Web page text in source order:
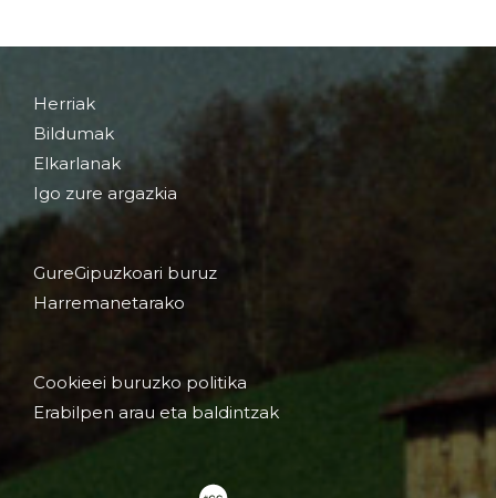
Herriak
Bildumak
Elkarlanak
Igo zure argazkia
GureGipuzkoari buruz
Harremanetarako
Cookieei buruzko politika
Erabilpen arau eta baldintzak